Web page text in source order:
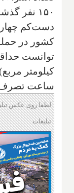
۱۵۰ نفر
دست‌کم چهار
کشور در
کیلومتر
ساعت تصرف
لطفا روی عکس
تبلیغات